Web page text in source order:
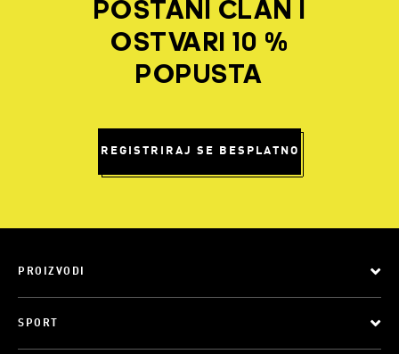
POSTANI ČLAN I
OSTVARI 10 %
POPUSTA
REGISTRIRAJ SE BESPLATNO
PROIZVODI
SPORT